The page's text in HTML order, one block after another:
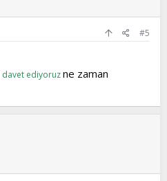
#5
davet ediyoruzne zaman